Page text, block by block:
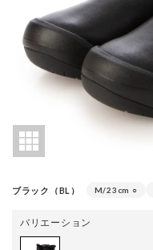
ブラック（BL） M/23cm ○
バリエーション